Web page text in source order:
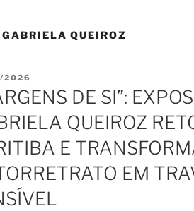
GABRIELA QUEIROZ
2026
DE SI”:
QUEIROZ
E
EM